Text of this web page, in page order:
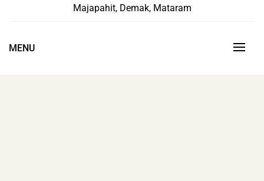
Majapahit, Demak, Mataram
MENU